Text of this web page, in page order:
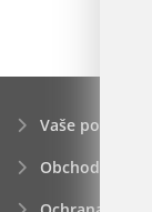
Vaše poptávka
Obchodní